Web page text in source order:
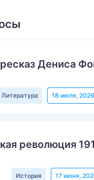
Дениса
Литература 18 июля, 2026
революция
История 17 июня,